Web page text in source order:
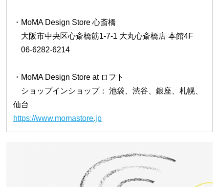
・MoMA Design Store 心斎橋
大阪市中央区心斎橋筋1-7-1 大丸心斎橋店 本館4F
06-6282-6214
・MoMA Design Store at ロフト
ショップインショップ： 池袋、渋谷、銀座、札幌、
仙台
https://www.momastore.jp